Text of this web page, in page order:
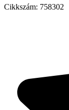
Cikkszám: 758302